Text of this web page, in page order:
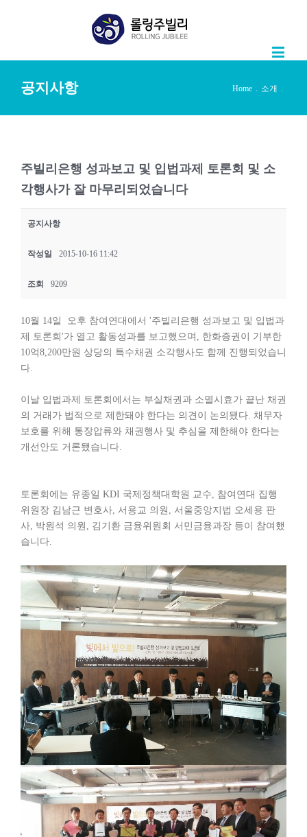
공지사항 Home 소개
주빌리은행 성과보고 및 입법과제 토론회 및 소
각행사가 잘 마무리되었습니다
공지사항
작성일 2015-10-16 11:42
조회 9209
10월 14일 오후 참여연대에서 '주빌리은행 성과보고 및 입법과
제 토론회'가 열고 활동성과를 보고했으며, 한화증권이 기부한
10억8,200만원 상당의 특수채권 소각행사도 함께 진행되었습니
다.
이날 입법과제 토론회에서는 부실채권과 소멸시효가 끝난 채권
의 거래가 법적으로 제한돼야 한다는 의견이 논의됐다. 채무자
보호를 위해 통장압류와 채권행사 및 추심을 제한해야 한다는
개선안도 거론됐습니다.
토론회에는 유종일 KDI 국제정책대학원 교수, 참여연대 집행
위원장 김남근 변호사, 서용교 의원, 서울중앙지법 오세용 판
사, 박원석 의원, 김기환 금융위원회 서민금융과장 등이 참여했
습니다.